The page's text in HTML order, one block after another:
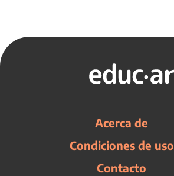
Acerca de
Condiciones de uso
Contacto